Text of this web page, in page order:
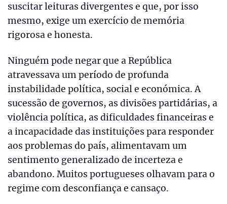
suscitar leituras divergentes e que, por isso
mesmo, exige um exercício de memória
rigorosa e honesta.
Ninguém pode negar que a República
atravessava um período de profunda
instabilidade política, social e económica. A
sucessão de governos, as divisões partidárias, a
violência política, as dificuldades financeiras e
a incapacidade das instituições para responder
aos problemas do país, alimentavam um
sentimento generalizado de incerteza e
abandono. Muitos portugueses olhavam para o
regime com desconfiança e cansaço.